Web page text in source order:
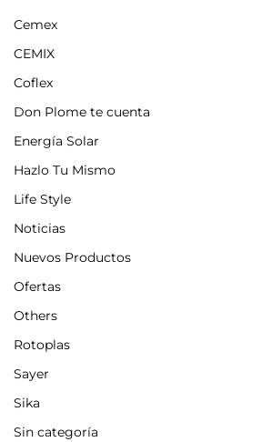
Cemex
CEMIX
Coflex
Don Plome te cuenta
Energía Solar
Hazlo Tu Mismo
Life Style
Noticias
Nuevos Productos
Ofertas
Others
Rotoplas
Sayer
Sika
Sin categoría